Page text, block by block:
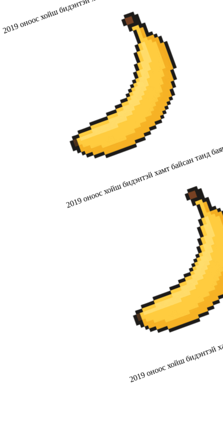
2019 оноос хойш бидэнтэй хамт байсан
2019 оноос хойш